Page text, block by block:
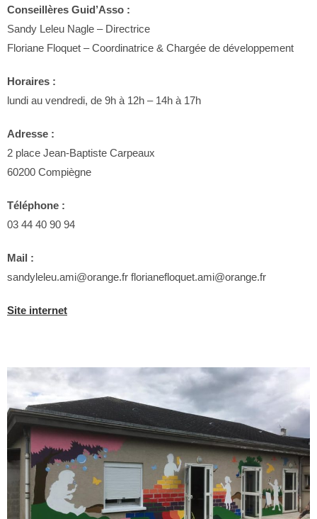
Conseillères Guid’Asso :
Sandy Leleu Nagle – Directrice
Floriane Floquet – Coordinatrice & Chargée de développement
Horaires :
lundi au vendredi, de 9h à 12h – 14h à 17h
Adresse :
2 place Jean-Baptiste Carpeaux
60200 Compiègne
Téléphone :
03 44 40 90 94
Mail :
sandyleleu.ami@orange.fr florianefloquet.ami@orange.fr
Site internet